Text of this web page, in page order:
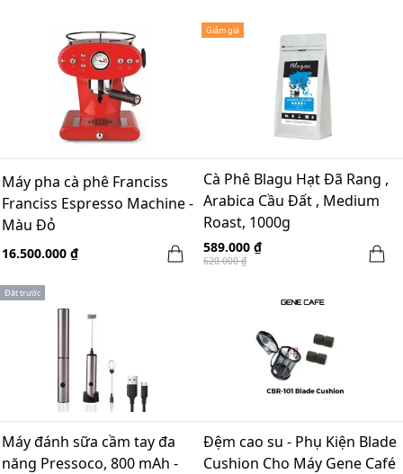
Máy pha cà phê Franciss
Franciss Espresso Machine -
Màu Đỏ
16.500.000 ₫
Giảm giá
Cà Phê Blagu Hạt Đã Rang ,
Arabica Cầu Đất , Medium
Roast, 1000g
589.000 ₫
620.000 ₫
Đặt trước
Máy đánh sữa cầm tay đa
năng Pressoco, 800 mAh -
Đệm cao su - Phụ Kiện Blade
Cushion Cho Máy Gene Café